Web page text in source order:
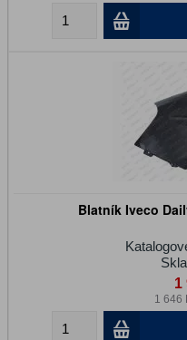
Blatník Iveco
1
1 646